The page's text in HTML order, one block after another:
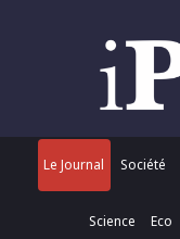
Le Journal Société
Science Eco